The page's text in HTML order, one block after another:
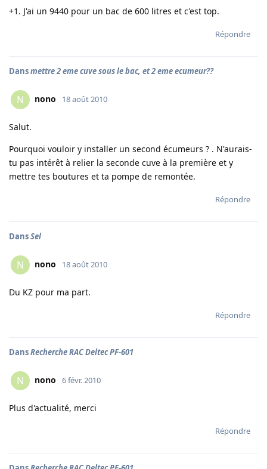
+1. J'ai un 9440 pour un bac de 600 litres et c'est top.
Répondre
Dansmettre 2 eme cuve sous le bac, et 2 eme ecumeur??
N nono 18 août 2010
Salut.
Pourquoi vouloir y installer un second écumeurs ? . N'aurais-
tu pas intérêt à relier la seconde cuve à la première et y
mettre tes boutures et ta pompe de remontée.
Répondre
DansSel
N nono 18 août 2010
Du KZ pour ma part.
Répondre
DansRecherche RAC Deltec PF-601
N nono 6 févr. 2010
Plus d'actualité, merci
Répondre